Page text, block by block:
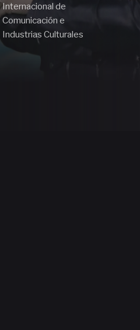
Internacional de
Comunicación e
Industrias Culturales